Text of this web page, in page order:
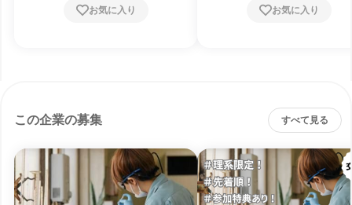
お気に入り お気に入り
この企業の募集 すべて見る